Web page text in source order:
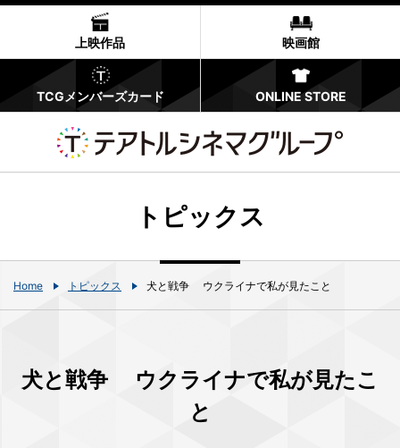
上映作品 映画館
TCGメンバーズカード ONLINE STORE
トピックス
Home トピックス 犬と戦争 ウクライナで私が見たこと
犬と戦争 ウクライナで私が見たこ
と